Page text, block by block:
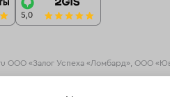
ООО «Залог Успеха «Ломбард», ООО
ресурсе zu.ru применяются